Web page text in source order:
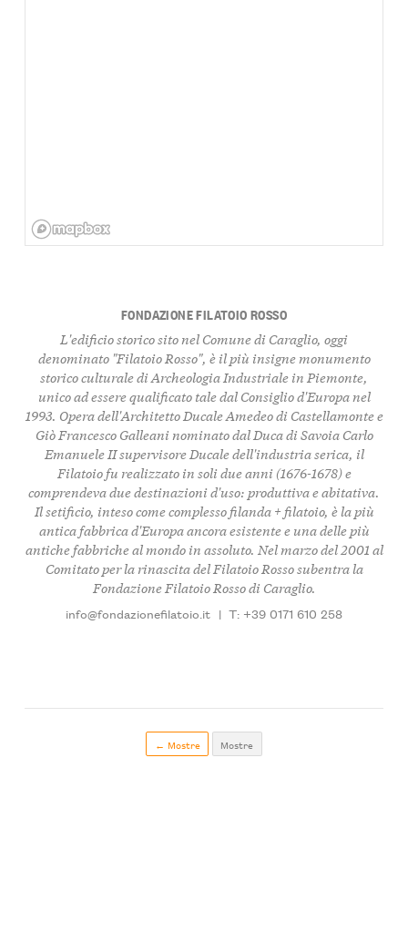
FONDAZIONE FILATOIO ROSSO
L'edificio storico sito nel Comune di Caraglio, oggi
denominato "Filatoio Rosso", è il più insigne monumento
storico culturale di Archeologia Industriale in Piemonte,
unico ad essere qualificato tale dal Consiglio d'Europa nel
1993. Opera dell'Architetto Ducale Amedeo di Castellamonte e
Giò Francesco Galleani nominato dal Duca di Savoia Carlo
Emanuele II supervisore Ducale dell'industria serica, il
Filatoio fu realizzato in soli due anni (1676-1678) e
comprendeva due destinazioni d'uso: produttiva e abitativa.
Il setificio, inteso come complesso filanda + filatoio, è la più
antica fabbrica d'Europa ancora esistente e una delle più
antiche fabbriche al mondo in assoluto. Nel marzo del 2001 al
Comitato per la rinascita del Filatoio Rosso subentra la
Fondazione Filatoio Rosso di Caraglio.
info@fondazionefilatoio.it | T: +39 0171 610 258
← Mostre Mostre